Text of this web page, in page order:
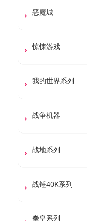
恶魔城
惊悚游戏
我的世界系列
战争机器
战地系列
战锤40K系列
拳皇系列